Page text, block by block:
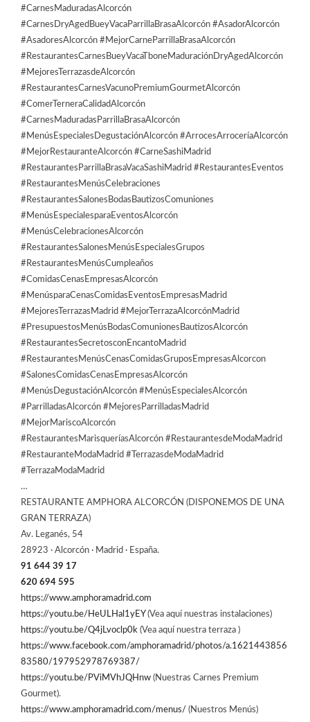
#CarnesMaduradasAlcorcón
#CarnesDryAgedBueyVacaParrillaBrasaAlcorcón #AsadorAlcorcón
#AsadoresAlcorcón #MejorCarneParrillaBrasaAlcorcón
#RestaurantesCarnesBueyVacaTboneMaduraciónDryAgedAlcorcón
#MejoresTerrazasdeAlcorcón
#RestaurantesCarnesVacunoPremiumGourmetAlcorcón
#ComerTerneraCalidadAlcorcón
#CarnesMaduradasParrillaBrasaAlcorcón
#MenúsEspecialesDegustaciónAlcorcón #ArrocesArroceríaAlcorcón
#MejorRestauranteAlcorcón #CarneSashiMadrid
#RestaurantesParrillaBrasaVacaSashiMadrid #RestaurantesEventos
#RestaurantesMenúsCelebraciones
#RestaurantesSalonesBodasBautizosComuniones
#MenúsEspecialesparaEventosAlcorcón
#MenúsCelebracionesAlcorcón
#RestaurantesSalonesMenúsEspecialesGrupos
#RestaurantesMenúsCumpleaños
#ComidasCenasEmpresasAlcorcón
#MenúsparaCenasComidasEventosEmpresasMadrid
#MejoresTerrazasMadrid #MejorTerrazaAlcorcónMadrid
#PresupuestosMenúsBodasComunionesBautizosAlcorcón
#RestaurantesSecretosconEncantoMadrid
#RestaurantesMenúsCenasComidasGruposEmpresasAlcorcon
#SalonesComidasCenasEmpresasAlcorcón
#MenúsDegustaciónAlcorcón #MenúsEspecialesAlcorcón
#ParrilladasAlcorcón #MejoresParrilladasMadrid
#MejorMariscoAlcorcón
#RestaurantesMarisqueríasAlcorcón #RestaurantesdeModaMadrid
#RestauranteModaMadrid #TerrazasdeModaMadrid
#TerrazaModaMadrid
…
RESTAURANTE AMPHORA ALCORCÓN (DISPONEMOS DE UNA
GRAN TERRAZA)
Av. Leganés, 54
28923 · Alcorcón · Madrid · España.
91 644 39 17
620 694 595
https://www.amphoramadrid.com
https://youtu.be/HeULHal1yEY(Vea aquí nuestras instalaciones)
https://youtu.be/Q4jLvoclp0k (Vea aquí nuestra terraza )
https://www.facebook.com/amphoramadrid/photos/a.1621443856
83580/197952978769387/
https://youtu.be/PViMVhJQHnw (Nuestras Carnes Premium
Gourmet).
https://www.amphoramadrid.com/menus/ (Nuestros Menús)